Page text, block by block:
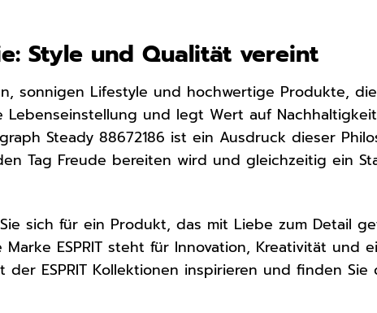
Style und Qualität vereint
sonnigen Lifestyle und hochwertige Produkte,
und legt Wert auf
Steady 88672186 ist ein Ausdruck dieser
Tag Freude bereiten wird und gleichzeitig ein
sich für ein Produkt, das mit Liebe zum Detail
ESPRIT steht für Innovation, Kreativität und
der ESPRIT Kollektionen inspirieren und finden